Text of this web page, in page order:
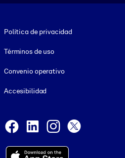
Política de privacidad
Términos de uso
Convenio operativo
Accesibilidad
Facebook
LinkedInInstagram